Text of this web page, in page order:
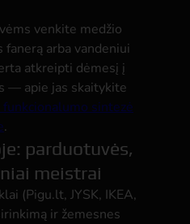
venkite medžio
arba vandeniui
atkreipti dėmesį į
— apie jas skaitykite
funkcionalumo sintezė
.
parduotuvės,
meistrai
(Pigu.lt, JYSK, IKEA,
ir žemesnes